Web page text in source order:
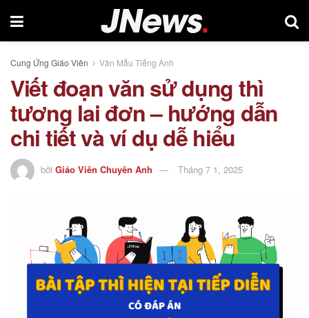
Cung Ứng Giáo Viên Văn Mẫu Tiếng Anh
Viết đoạn văn sử dụng thì
tương lai đơn – hướng dẫn
chi tiết và ví dụ dễ hiểu
bởi Giáo Viên Chuyên Anh Tháng 7 1, 2025